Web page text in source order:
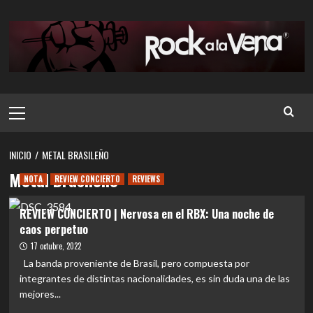
contenido
principal
INICIO METAL BRASILEÑO
Metal Brasileño
NOTA REVIEW CONCIERTO REVIEWS
REVIEW CONCIERTO | Nervosa en el RBX: Una noche de
caos perpetuo
17 octubre, 2022
La banda proveniente de Brasil, pero compuesta por
integrantes de distintas nacionalidades, es sin duda una de las
mejores...